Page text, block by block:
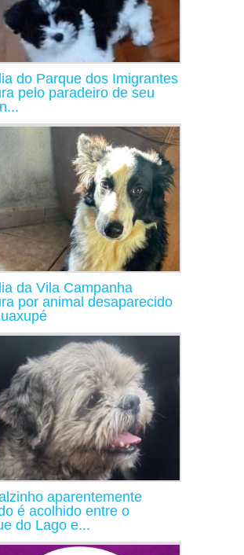
do Parque dos Imigrantes
pelo paradeiro de seu
da Vila Campanha
por animal desaparecido
aparentemente
é acolhido entre o
do Lago e...